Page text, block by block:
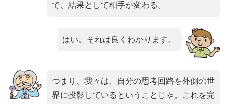
で、結果として相手が変わる。
はい。それは良くわかります。
つまり、我々は、自分の思考回路を外側の世
界に投影しているということじゃ。これを完